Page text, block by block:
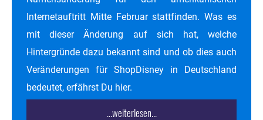
Internetauftritt Mitte Februar stattfinden. Was es
mit dieser Änderung auf sich hat, welche
Hintergründe dazu bekannt sind und ob dies auch
Veränderungen für ShopDisney in Deutschland
bedeutet, erfährst Du hier.
...weiterlesen...